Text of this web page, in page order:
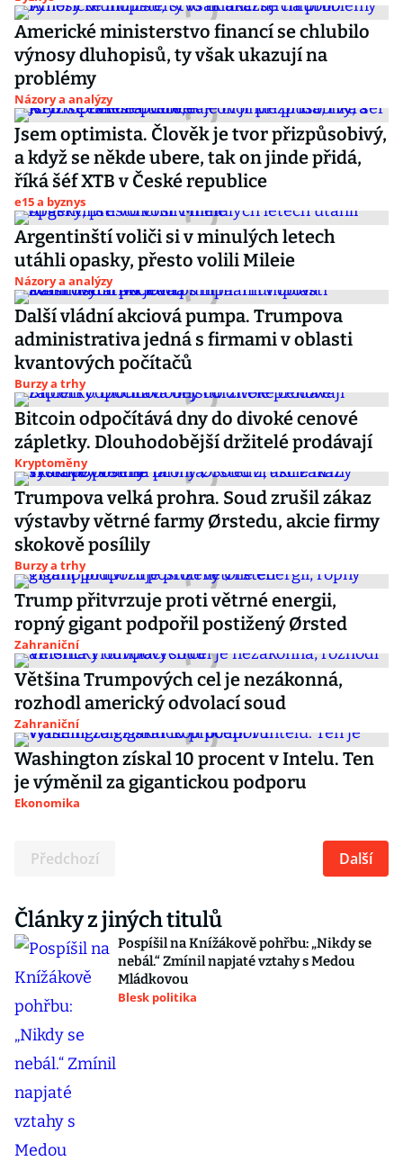
Americké ministerstvo financí se chlubilo
výnosy dluhopisů, ty však ukazují na
problémy
Názory a analýzy
Jsem optimista. Člověk je tvor přizpůsobivý,
a když se někde ubere, tak on jinde přidá,
říká šéf XTB v České republice
e15 a byznys
Argentinští voliči si v minulých letech
utáhli opasky, přesto volili Mileie
Názory a analýzy
Další vládní akciová pumpa. Trumpova
administrativa jedná s firmami v oblasti
kvantových počítačů
Burzy a trhy
Bitcoin odpočítává dny do divoké cenové
zápletky. Dlouhodobější držitelé prodávají
Kryptoměny
Trumpova velká prohra. Soud zrušil zákaz
výstavby větrné farmy Ørstedu, akcie firmy
skokově posílily
Burzy a trhy
Trump přitvrzuje proti větrné energii,
ropný gigant podpořil postižený Ørsted
Zahraniční
Většina Trumpových cel je nezákonná,
rozhodl americký odvolací soud
Zahraniční
Washington získal 10 procent v Intelu. Ten
je výměnil za gigantickou podporu
Ekonomika
Předchozí Další
Články z jiných titulů
Pospíšil na Knížákově pohřbu: „Nikdy se
nebál.“ Zmínil napjaté vztahy s Medou
Mládkovou
Blesk politika